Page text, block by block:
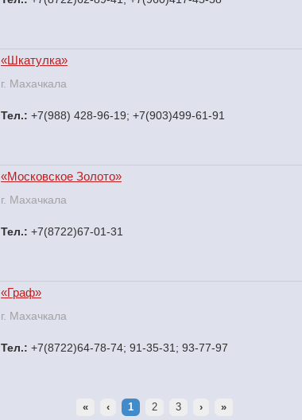
«Шкатулка»
г. Махачкала
Тел.: +7(988) 428-96-19; +7(903)499-61-91
«Московское Золото»
г. Махачкала
Тел.: +7(8722)67-01-31
«Граф»
г. Махачкала
Тел.: +7(8722)64-78-74; 91-35-31; 93-77-97
« ‹ 1 2 3 › »